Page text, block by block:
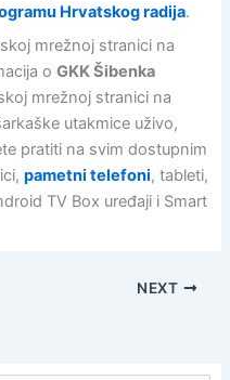
Hrvatskog radija.
mrežnoj stranici na
o GKK Šibenka
mrežnoj stranici na
utakmice uživo,
pratiti na svim dostupnim
pametni telefoni, tableti,
TV Box uređaji i Smart
NEXT